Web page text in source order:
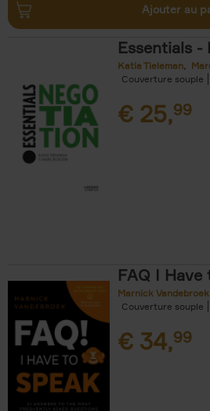
Ajouter au
Essentials -
Katia Tieleman
Couverture souple
€ 25,99
FAQ I Have
Marnick Vandebroek
Couverture souple
€ 34,99